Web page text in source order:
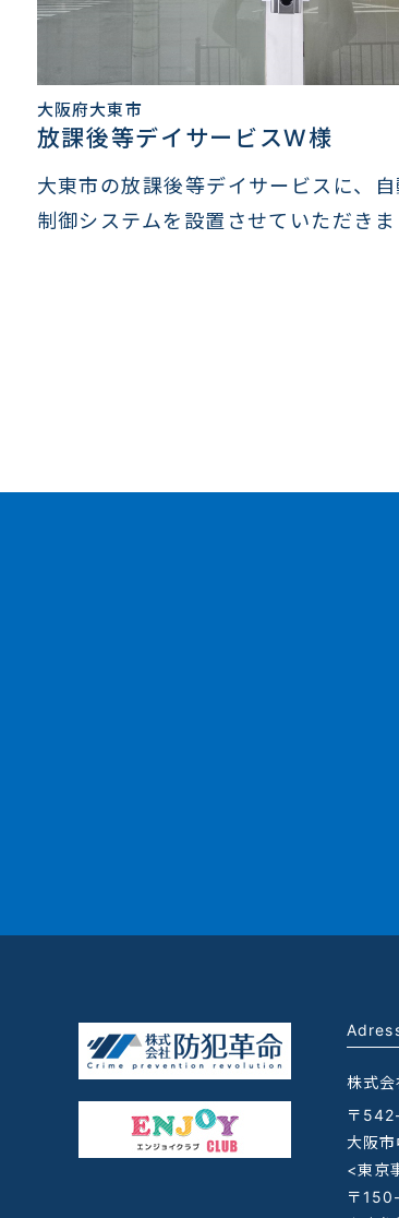
大阪府大東市
放課後等デイサービスW様
大東市の放課後等デイサービスに、
制御システムを設置させていただき
株式
〒
大阪
<東京
〒